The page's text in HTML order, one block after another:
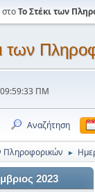
στοΤο Στέκι των
των
ΠΜ
Αναζήτηση
Πληροφορικών ►
2023